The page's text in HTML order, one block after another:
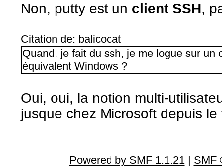
Non, putty est un client SSH,
Citation de: balicocat
Quand, je fait du ssh, je me logue sur un
équivalent Windows ?
Oui, oui, la notion multi-
jusque chez Microsoft depuis le
Powered by SMF 1.1.21| SMF